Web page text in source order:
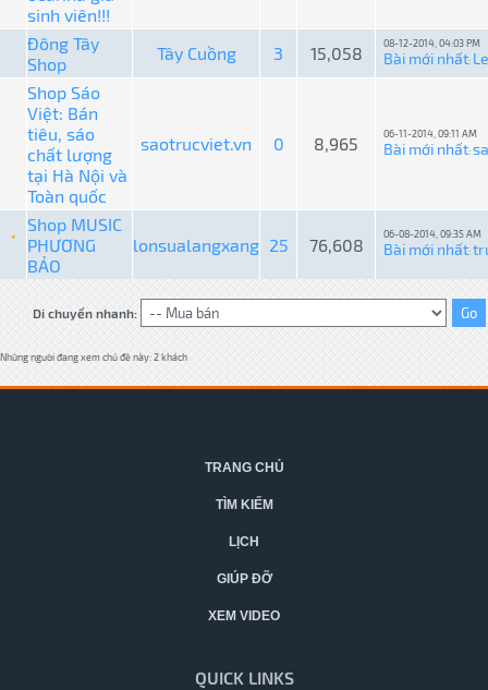
sinh viên!!!
Đông Tây
Shop
Tây Cuồng 3 15,058 08-12-2014, 04:03 PM
Bài mới nhất:
Shop Sáo
Việt: Bán
tiêu, sáo
chất lượng
tại Hà Nội và
Toàn quốc
saotrucviet.vn 0 8,965 06-11-2014, 09:11 AM
Bài mới nhất:
Shop MUSIC
PHƯƠNG
BẢO
lonsualangxang 25 76,608
06-08-2014, 09:35 AM
Bài mới nhất:
Di chuyển nhanh:
Những người đang xem chủ đề này: 2 khách
TRANG CHỦ
TÌM KIẾM
LỊCH
GIÚP ĐỠ
XEM VIDEO
QUICK LINKS